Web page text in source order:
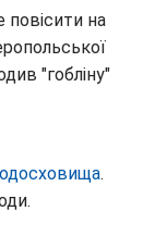
повісити на
"гобліну"
.